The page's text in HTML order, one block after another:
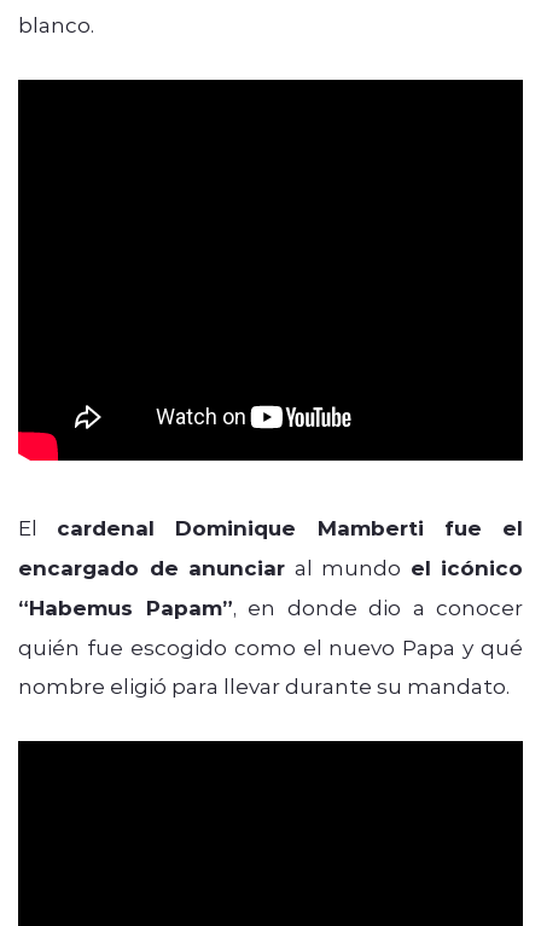
blanco.
El cardenal Dominique Mamberti fue el
encargado de anunciar al mundo el icónico
“Habemus Papam”, en donde dio a conocer
quién fue escogido como el nuevo Papa y qué
nombre eligió para llevar durante su mandato.